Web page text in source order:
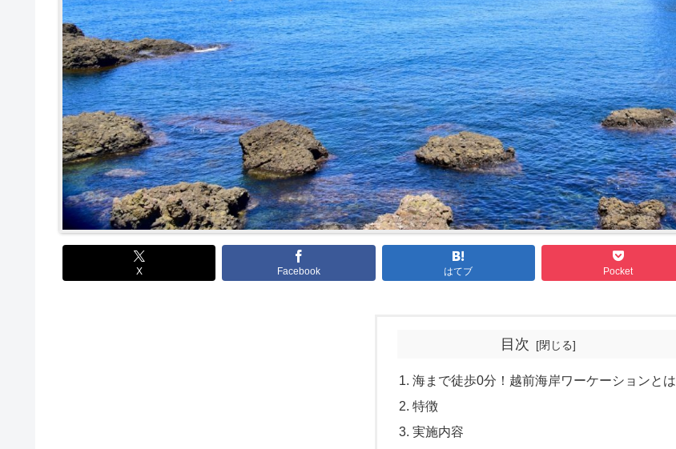
X Facebook はてブ Pocket
目次
海まで徒歩0分！越前海岸ワーケーションとは
特徴
実施内容